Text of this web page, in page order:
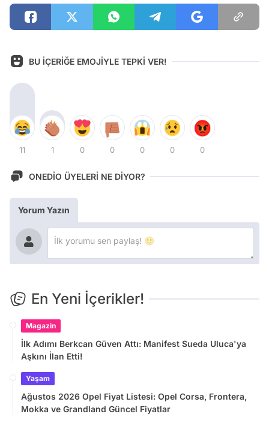
BU İÇERİĞE EMOJİYLE TEPKİ VER!
11 1 0 0 0 0 0
ONEDİO ÜYELERİ NE DİYOR?
Yorum Yazın
En Yeni İçerikler!
Magazin
İlk Adımı Berkcan Güven Attı: Manifest Sueda Uluca'ya
Aşkını İlan Etti!
Yaşam
Ağustos 2026 Opel Fiyat Listesi: Opel Corsa, Frontera,
Mokka ve Grandland Güncel Fiyatlar